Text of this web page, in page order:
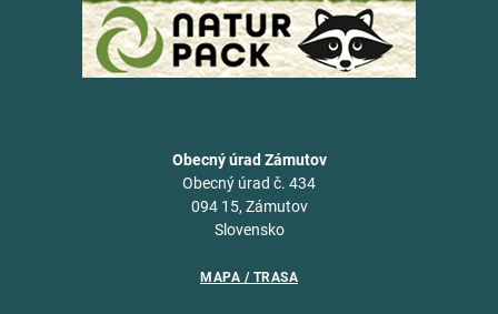
Obecný úrad Zámutov
Obecný úrad č. 434
094 15, Zámutov
Slovensko
MAPA / TRASA